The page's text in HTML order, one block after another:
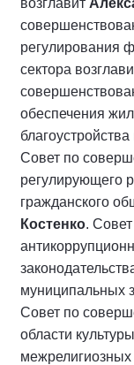
регулирования
сектора
обеспечения
благоустройства
Совет по
регулирующего
гражданского
Костенко.
муниципальных
Совет по
области